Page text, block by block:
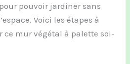
pouvoir jardiner sans
Voici les étapes à
ce mur végétal à palette soi-